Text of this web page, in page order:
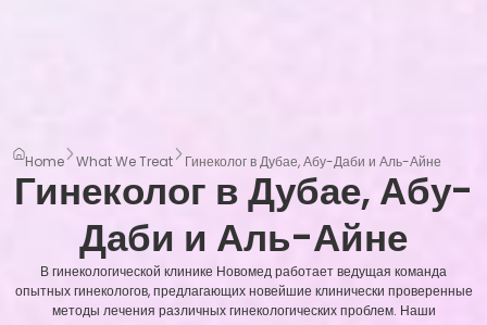
Home What We Treat Гинеколог в Дубае, Абу-Даби и Аль-Айне
Гинеколог в Дубае, Абу-
Даби и Аль-Айне
В гинекологической клинике Новомед работает ведущая команда
опытных гинекологов, предлагающих новейшие клинически проверенные
методы лечения различных гинекологических проблем. Наши